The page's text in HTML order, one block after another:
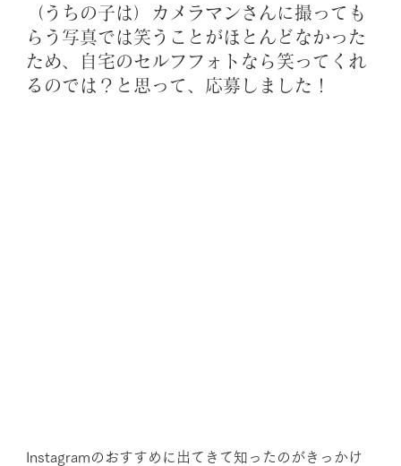
（うちの子は）カメラマンさんに撮っても
らう写真では笑うことがほとんどなかった
ため、自宅のセルフフォトなら笑ってくれ
るのでは？と思って、応募しました！
Instagramのおすすめに出てきて知ったのがきっかけ